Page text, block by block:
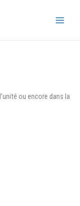
ou encore dans la